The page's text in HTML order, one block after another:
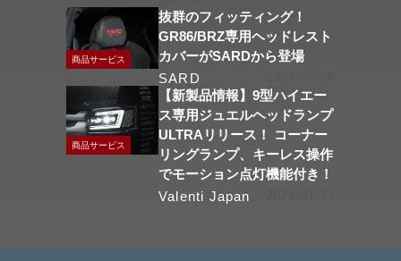
商品サービス
抜群のフィッティング！
GR86/BRZ専用ヘッドレスト
カバーがSARDから登場
SARD
商品サービス
【新製品情報】9型ハイエー
ス専用ジュエルヘッドランプ
ULTRAリリース！ コーナー
リングランプ、キーレス操作
でモーション点灯機能付き！
Valenti Japan